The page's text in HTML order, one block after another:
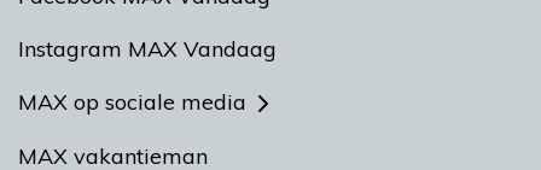
Instagram MAX Vandaag
MAX op sociale media
MAX vakantieman